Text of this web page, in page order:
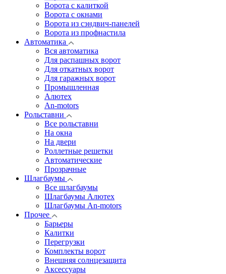
Ворота с калиткой
Ворота c окнами
Ворота из сэндвич-панелей
Ворота из профнастила
Автоматика
Вся автоматика
Для распашных ворот
Для откатных ворот
Для гаражных ворот
Промышленная
Алютех
An-motors
Рольставни
Все рольставни
На окна
На двери
Роллетные решетки
Автоматические
Прозрачные
Шлагбаумы
Все шлагбаумы
Шлагбаумы Алютех
Шлагбаумы An-motors
Прочее
Барьеры
Калитки
Перегрузки
Комплекты ворот
Внешняя солнцезащита
Аксессуары